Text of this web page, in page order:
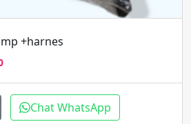
+harnes
Harga
adalah:
Rp265.000.
Chat WhatsApp